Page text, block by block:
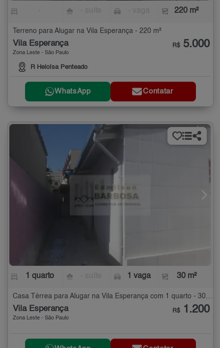
220 m²
Terreno para Alugar na Vila Esperança - 220 m²
Vila Esperança
Zona Leste - São Paulo
R Heloísa Penteado
R$ 5.000
WhatsApp Contatar
1 quarto 1 vaga 30 m²
Casa Térrea para Alugar na Vila Esperança com 1 quarto - 30 m²
Vila Esperança
Zona Leste - São Paulo
R$ 1.200